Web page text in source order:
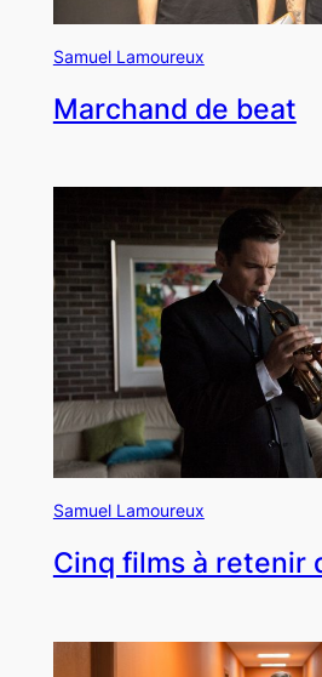
Samuel Lamoureux
Marchand de beat
Samuel Lamoureux
Cinq films à retenir